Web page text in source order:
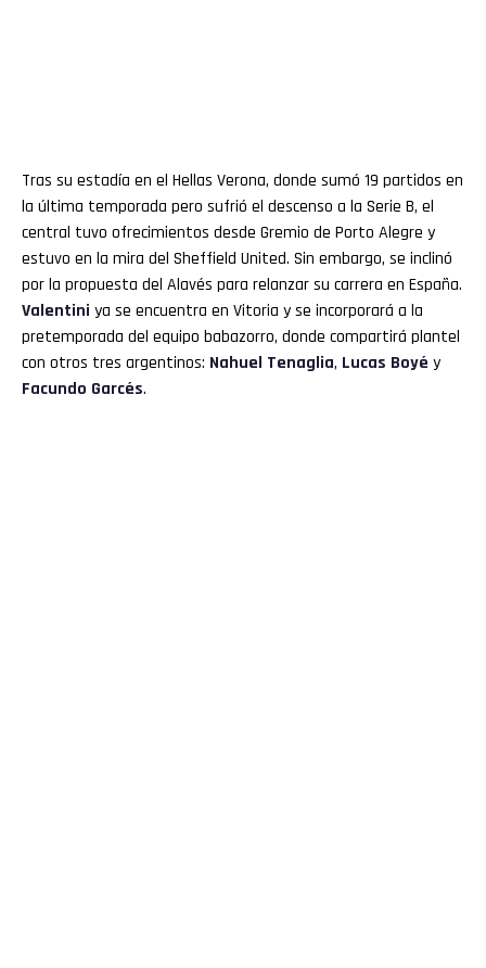
Tras su estadía en el Hellas Verona, donde sumó 19 partidos en
la última temporada pero sufrió el descenso a la Serie B, el
central tuvo ofrecimientos desde Gremio de Porto Alegre y
estuvo en la mira del Sheffield United. Sin embargo, se inclinó
por la propuesta del Alavés para relanzar su carrera en España.
Valentini ya se encuentra en Vitoria y se incorporará a la
pretemporada del equipo babazorro, donde compartirá plantel
con otros tres argentinos: Nahuel Tenaglia, Lucas Boyé y
Facundo Garcés.